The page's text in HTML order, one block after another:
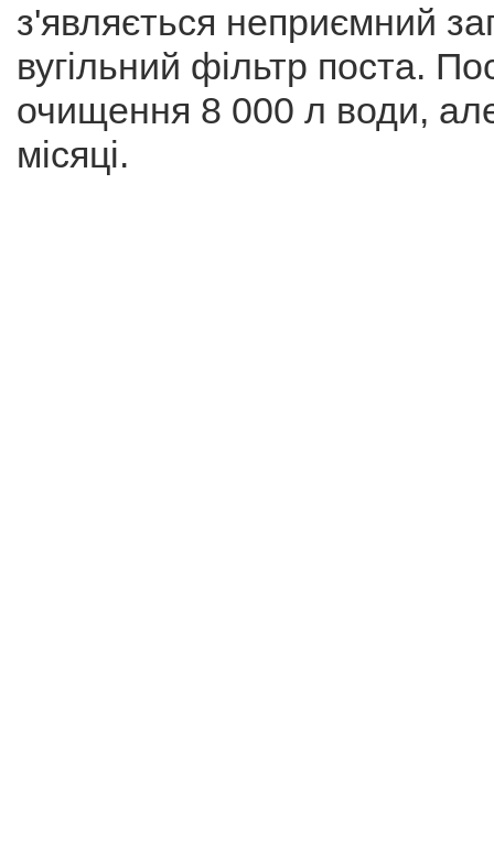
з'являється неприємний
вугільний фільтр поста.
очищення 8 000 л води,
місяці.